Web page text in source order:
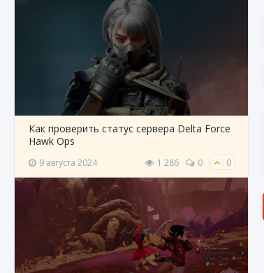
Как проверить статус сервера Delta Force
Hawk Ops
9 августа 2024 1 286 0 0